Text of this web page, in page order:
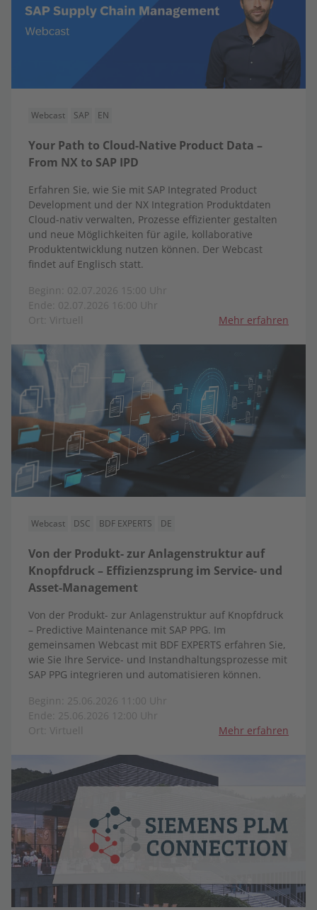
Webcast SAP EN
Your Path to Cloud-Native Product Data –
From NX to SAP IPD
Erfahren Sie, wie Sie mit SAP Integrated Product
Development und der NX Integration Produktdaten
Cloud-nativ verwalten, Prozesse effizienter gestalten
und neue Möglichkeiten für agile, kollaborative
Produktentwicklung nutzen können. Der Webcast
findet auf Englisch statt.
Beginn: 02.07.2026 15:00 Uhr
Ende: 02.07.2026 16:00 Uhr
Ort: Virtuell
Mehr erfahren
Webcast DSC BDF EXPERTS DE
Von der Produkt- zur Anlagenstruktur auf
Knopfdruck – Effizienzsprung im Service- und
Asset-Management
Von der Produkt- zur Anlagenstruktur auf Knopfdruck
– Predictive Maintenance mit SAP PPG. Im
gemeinsamen Webcast mit BDF EXPERTS erfahren Sie,
wie Sie Ihre Service- und Instandhaltungsprozesse mit
SAP PPG integrieren und automatisieren können.
Beginn: 25.06.2026 11:00 Uhr
Ende: 25.06.2026 12:00 Uhr
Ort: Virtuell
Mehr erfahren